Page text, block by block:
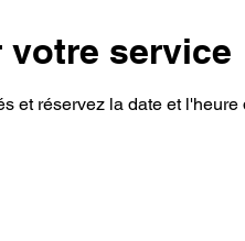
votre service
et réservez la date et l'heure